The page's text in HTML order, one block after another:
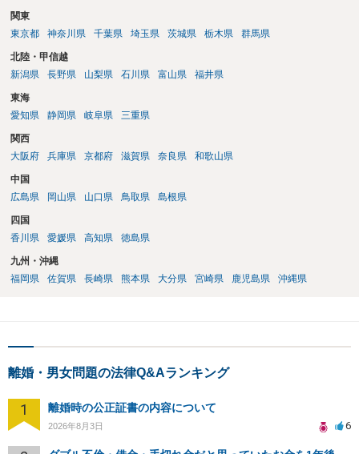
関東
東京都
神奈川県 千葉県 埼玉県 茨城県 栃木県 群馬県
北陸・甲信越
新潟県
長野県 山梨県 石川県 富山県 福井県
東海
愛知県
静岡県 岐阜県 三重県
関西
大阪府
兵庫県 京都府 滋賀県 奈良県 和歌山県
中国
広島県
岡山県 山口県 鳥取県 島根県
四国
香川県
愛媛県 高知県 徳島県
九州・沖縄
福岡県
佐賀県 長崎県 熊本県 大分県 宮崎県 鹿児島県 沖縄県
離婚・男女問題の法律Q&Aランキング
1 離婚時の公正証書の内容について
2026年8月3日 6